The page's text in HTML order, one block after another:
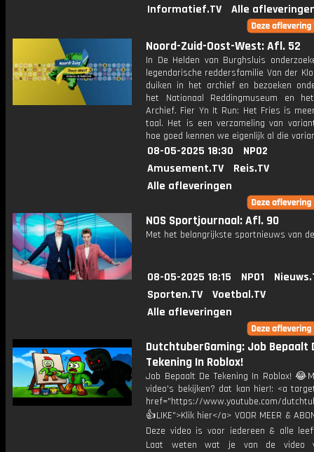
Informatief.TV
Alle
Noord-Zuid-Oost-West: Afl. 52
In De Helden van Burghsluis
legendarische reddersfamilie Van der
duiken in het archief en bezoeken
het Nationaal Reddingmuseum en
Archief. Fier Yn It Run: Het Fries is
taal. Het is een verzameling van
hoe goed kennen we eigenlijk al die
08-05-2025 18:30
NPO2
Amusement.TV
Reis.TV
Alle afleveringen
NOS Sportjournaal: Afl. 90
Met het belangrijkste sportnieuws van
08-05-2025 18:15 NPO1
Sporten.TV
Voetbal.TV
Alle afleveringen
DutchtuberGaming: Job Bepaalt
Tekening In Roblox!
Job Bepaalt De Tekening In Roblox!
video's bekijken? dat kan hier!: <a
href="https://www.youtube.com/
👍LIKE">Klik hier</a> VOOR MEER &
Deze video is voor iedereen & alle
Laat weten wat je van de video